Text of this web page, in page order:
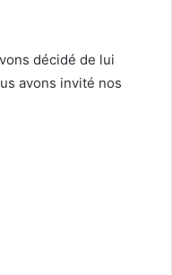
décidé de lui
avons invité nos